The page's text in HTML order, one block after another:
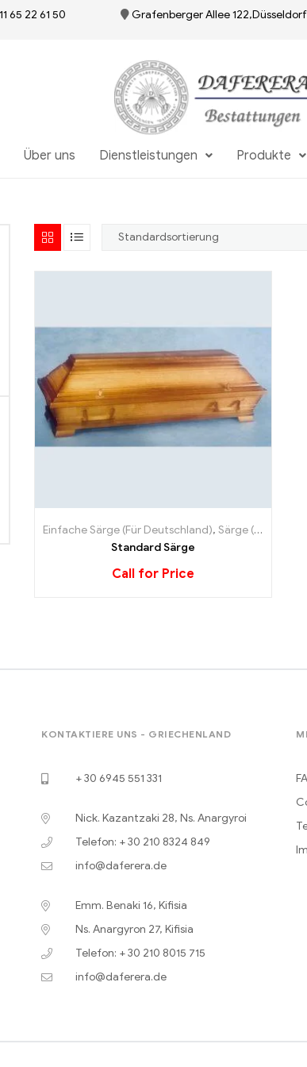
65 22 61 50 Grafenberger Allee 122,Düsseldorf
Über uns Dienstleistungen Produkte
Einfache Särge (Für Deutschland), Särge (Für Deutschland)
Standard Särge
Call for Price
KONTAKTIERE UNS - GRIECHENLAND
+ 30 6945 551 331
Nick. Kazantzaki 28, Ns. Anargyroi
Telefon: + 30 210 8324 849
info@daferera.de
Emm. Benaki 16, Kifisia
Ns. Anargyron 27, Kifisia
Telefon: + 30 210 8015 715
info@daferera.de